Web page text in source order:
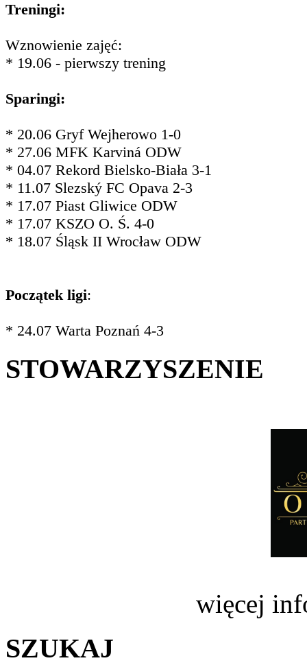
Treningi:
Wznowienie zajęć:
* 19.06 - pierwszy trening
Sparingi:
* 20.06 Gryf Wejherowo 1-0
* 27.06 MFK Karviná ODW
* 04.07 Rekord Bielsko-Biała 3-1
* 11.07 Slezský FC Opava 2-3
* 17.07 Piast Gliwice ODW
* 17.07 KSZO O. Ś. 4-0
* 18.07 Śląsk II Wrocław ODW
Początek ligi:
* 24.07 Warta Poznań 4-3
STOWARZYSZENIE
więcej
SZUKAJ